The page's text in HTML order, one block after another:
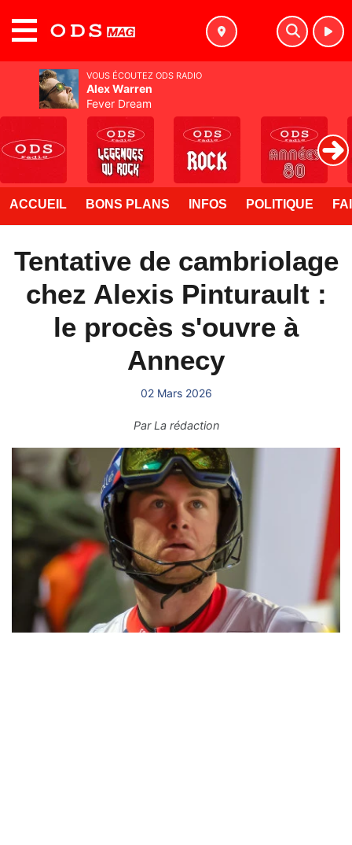
ACCUEIL BONS PLANS INFOS POLITIQUE
Tentative de cambriolage
chez Alexis Pinturault :
le procès s'ouvre à
Annecy
02 Mars 2026
ParLa rédaction
VOUS ÉCOUTEZ ODS RADIO
Alex Warren
Fever Dream